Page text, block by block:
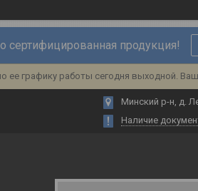
сертифицированная продукция!
графику работы сегодня выходной.
Минский р-н, д.
Наличие